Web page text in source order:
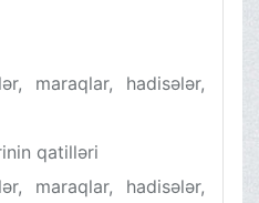
maraqlar, hadisələr,
qatilləri
maraqlar, hadisələr,